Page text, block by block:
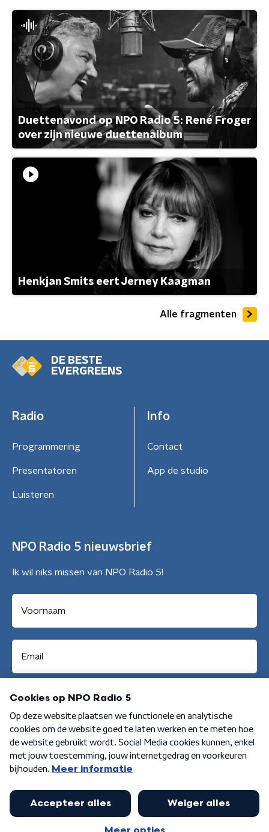
Duettenavond op NPO Radio 5: René Froger
over zijn nieuwe duettenalbum
Henkjan Smits eert Jerney Kaagman
Alle fragmenten
DE BESTE
EVERGREENS
Radio
Programmering
Presentatoren
Luisteren
Info
Contact
App de studio
NPO Radio 5 nieuwsbrief
Ik wil niks missen van NPO Radio 5!
Aanmelden
Algemene voorwaarden Privacybeleid